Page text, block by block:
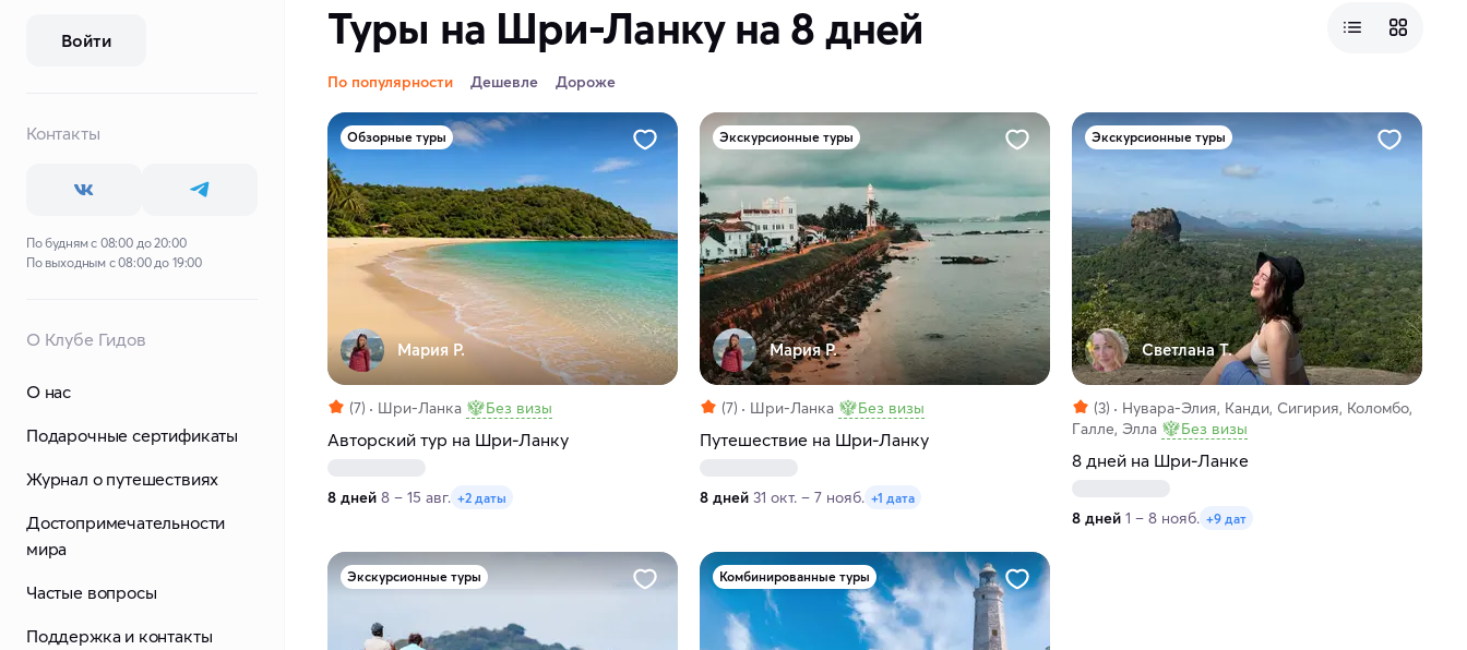
Войти
Контакты
По будням с 08:00 до 20:00
По выходным с 08:00 до 19:00
О Клубе Гидов
О нас
Подарочные сертификаты
Журнал о путешествиях
Достопримечательности
мира
Частые вопросы
Поддержка и контакты
Туры на Шри-Ланку на 8 дней
По популярности Дешевле Дороже
Обзорные туры
Мария Р.
(7) Шри-Ланка Без визы
Авторский тур на Шри-Ланку
8 дней 8 – 15 авг. +2 даты
Экскурсионные туры
Мария Р.
(7) Шри-Ланка Без визы
Путешествие на Шри-Ланку
8 дней 31 окт. – 7 нояб. +1 дата
Экскурсионные туры
Светлана Т.
(3)
Нувара-Элия, Канди, Сигирия, Коломбо,
Галле, Элла
Без визы
8 дней на Шри-Ланке
8 дней 1 – 8 нояб. +9 дат
Экскурсионные туры Комбинированные туры